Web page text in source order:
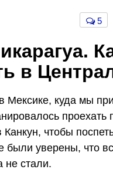
5
в
Мексике, куда мы
чтобы
уверены, что
не стали.